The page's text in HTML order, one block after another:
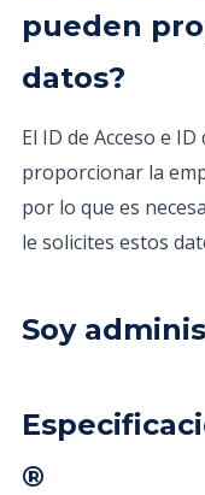
pueden
datos?
El ID de Acceso e
proporcionar la
por lo que es
le solicites estos
Soy
®